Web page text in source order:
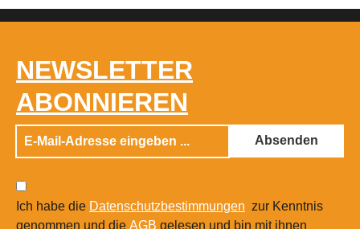
NEWSLETTER
ABONNIEREN
Absenden
Ich habe die Datenschutzbestimmungen zur Kenntnis
genommen und die AGB gelesen und bin mit ihnen